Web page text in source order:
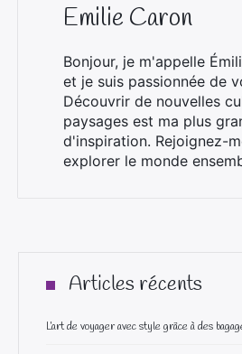
Emilie Caron
Bonjour, je m'appelle
et je suis passionnée de
Découvrir de nouvelles
paysages est ma plus
d'inspiration. Rejoignez-
explorer le monde
Articles récents
L’art de voyager avec style grâce à des